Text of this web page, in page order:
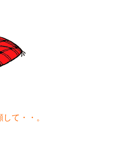
て・・。